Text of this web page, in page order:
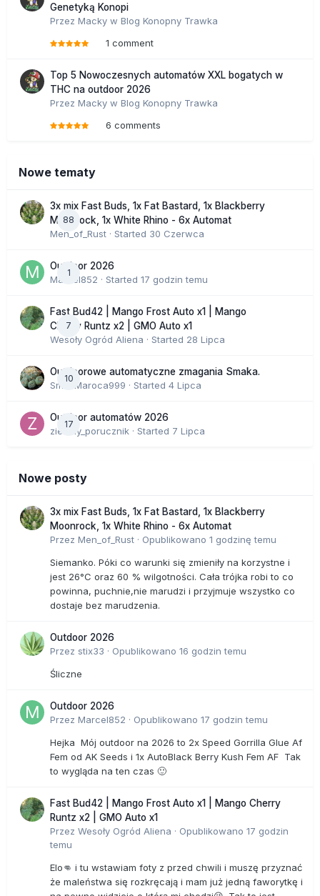
Genetyką Konopi
Przez Macky w Blog Konopny Trawka
1 comment
Top 5 Nowoczesnych automatów XXL bogatych w
THC na outdoor 2026
Przez Macky w Blog Konopny Trawka
6 comments
Nowe tematy
88
3x mix Fast Buds, 1x Fat Bastard, 1x Blackberry
Moonrock, 1x White Rhino - 6x Automat
Men_of_Rust · Started 30 Czerwca
1
Outdoor 2026
Marcel852 · Started 17 godzin temu
7
Fast Bud42 | Mango Frost Auto x1 | Mango
Cherry Runtz x2 | GMO Auto x1
Wesoły Ogród Aliena · Started 28 Lipca
10
Outdoorowe automatyczne zmagania Smaka.
SmakMaroca999 · Started 4 Lipca
17
Outdoor automatów 2026
zielony_porucznik · Started 7 Lipca
Nowe posty
3x mix Fast Buds, 1x Fat Bastard, 1x Blackberry
Moonrock, 1x White Rhino - 6x Automat
Przez Men_of_Rust · Opublikowano 1 godzinę temu
Siemanko. Póki co warunki się zmieniły na korzystne i
jest 26°C oraz 60 % wilgotności. Cała trójka robi to co
powinna, puchnie,nie marudzi i przyjmuje wszystko co
dostaje bez marudzenia.
Outdoor 2026
Przez stix33 · Opublikowano 16 godzin temu
Śliczne
Outdoor 2026
Przez Marcel852 · Opublikowano 17 godzin temu
Hejka Mój outdoor na 2026 to 2x Speed Gorrilla Glue Af
Fem od AK Seeds i 1x AutoBlack Berry Kush Fem AF Tak
to wygląda na ten czas 🙂
Fast Bud42 | Mango Frost Auto x1 | Mango Cherry
Runtz x2 | GMO Auto x1
Przez Wesoły Ogród Aliena · Opublikowano 17 godzin
temu
Elo👊 i tu wstawiam foty z przed chwili i muszę przyznać
że maleństwa się rozkręcają i mam już jedną faworytkę i